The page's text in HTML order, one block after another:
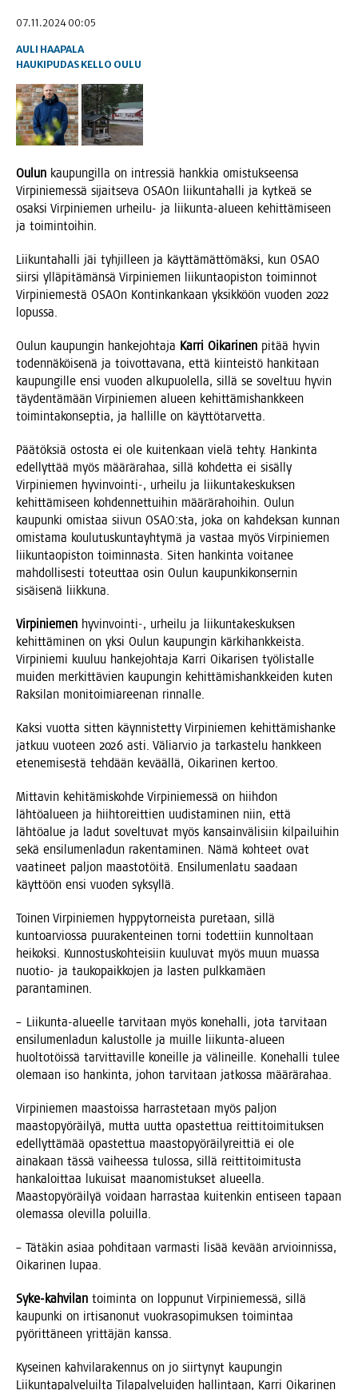
07.11.2024 00:05
AULI HAAPALA
HAUKIPUDAS KELLO OULU
Oulun kau­pun­gil­la on int­res­siä hank­kia omis­tuk­seen­sa
Vir­pi­nie­mes­sä sijait­se­va OSAOn lii­kun­ta­hal­li ja kyt­keä se
osak­si Vir­pi­nie­men urhei­lu- ja lii­kun­ta-alu­een kehit­tä­mi­seen
ja toimintoihin.
Lii­kun­ta­hal­li jäi tyh­jil­leen ja käyt­tä­mät­tö­mäk­si, kun OSAO
siir­si yllä­pi­tä­män­sä Vir­pi­nie­men lii­kun­tao­pis­ton toi­min­not
Vir­pi­nie­mes­tä OSAOn Kon­tin­kan­kaan yksik­köön vuo­den 2022
lopussa.
Oulun kau­pun­gin han­ke­joh­ta­ja Kar­ri Oika­ri­nen pitää hyvin
toden­nä­köi­se­nä ja toi­vot­ta­va­na, että kiin­teis­tö han­ki­taan
kau­pun­gil­le ensi vuo­den alku­puo­lel­la, sil­lä se sovel­tuu hyvin
täy­den­tä­mään Vir­pi­nie­men alu­een kehit­tä­mis­hank­keen
toi­min­ta­kon­sep­tia, ja hal­lil­le on käyttötarvetta.
Pää­tök­siä ostos­ta ei ole kui­ten­kaan vie­lä teh­ty. Han­kin­ta
edel­lyt­tää myös mää­rä­ra­haa, sil­lä koh­det­ta ei sisäl­ly
Vir­pi­nie­men hyvinvointi‑, urhei­lu ja lii­kun­ta­kes­kuk­sen
kehit­tä­mi­seen koh­den­net­tui­hin mää­rä­ra­hoi­hin. Oulun
kau­pun­ki omis­taa sii­vun OSAO:sta, joka on kah­dek­san kun­nan
omis­ta­ma kou­lu­tus­kun­tayh­ty­mä ja vas­taa myös Vir­pi­nie­men
lii­kun­tao­pis­ton toi­min­nas­ta. Siten han­kin­ta voi­ta­nee
mah­dol­li­ses­ti toteut­taa osin Oulun kau­pun­ki­kon­ser­nin
sisäi­se­nä liikkuna.
Vir­pi­nie­men hyvinvointi‑, urhei­lu ja lii­kun­ta­kes­kuk­sen
kehit­tä­mi­nen on yksi Oulun kau­pun­gin kär­ki­hank­keis­ta.
Vir­pi­nie­mi kuu­luu han­ke­joh­ta­ja Kar­ri Oika­ri­sen työ­lis­tal­le
mui­den mer­kit­tä­vien kau­pun­gin kehit­tä­mis­hank­kei­den kuten
Rak­si­lan moni­toi­mia­ree­nan rinnalle.
Kak­si vuot­ta sit­ten käyn­nis­tet­ty Vir­pi­nie­men kehit­tä­mis­han­ke
jat­kuu vuo­teen 2026 asti. Väliar­vio ja tar­kas­te­lu hank­keen
ete­ne­mi­ses­tä teh­dään kevääl­lä, Oika­ri­nen kertoo.
Mit­ta­vin kehi­tä­mis­koh­de Vir­pi­nie­mes­sä on hiih­don
läh­tö­alu­een ja hiih­to­reit­tien uudis­ta­mi­nen niin, että
läh­tö­alue ja ladut sovel­tu­vat myös kan­sain­vä­li­siin kil­pai­lui­hin
sekä ensi­lu­men­la­dun raken­ta­mi­nen. Nämä koh­teet ovat
vaa­ti­neet pal­jon maas­to­töi­tä. Ensi­lu­men­la­tu saa­daan
käyt­töön ensi vuo­den syksyllä.
Toi­nen Vir­pi­nie­men hyp­py­tor­neis­ta pure­taan, sil­lä
kun­toar­vios­sa puu­ra­ken­tei­nen tor­ni todet­tiin kun­nol­taan
hei­kok­si. Kun­nos­tus­koh­tei­siin kuu­lu­vat myös muun muas­sa
nuo­tio- ja tau­ko­paik­ko­jen ja las­ten pulk­ka­mäen
parantaminen.
– Lii­kun­ta-alu­eel­le tar­vi­taan myös kone­hal­li, jota tar­vi­taan
ensi­lu­men­la­dun kalus­tol­le ja muil­le lii­kun­ta-alu­een
huol­to­töis­sä tar­vit­ta­vil­le koneil­le ja väli­neil­le. Kone­hal­li tulee
ole­maan iso han­kin­ta, johon tar­vi­taan jat­kos­sa määrärahaa.
Vir­pi­nie­men maas­tois­sa har­ras­te­taan myös pal­jon
maas­to­pyö­räi­lyä, mut­ta uut­ta opas­tet­tua reit­ti­toi­mi­tuk­sen
edel­lyt­tä­mää opas­tet­tua maas­to­pyö­räi­ly­reit­tiä ei ole
aina­kaan täs­sä vai­hees­sa tulos­sa, sil­lä reit­ti­toi­mi­tus­ta
han­ka­loit­taa lukui­sat maa­no­mis­tuk­set alu­eel­la.
Maas­to­pyö­räi­lyä voi­daan har­ras­taa kui­ten­kin enti­seen tapaan
ole­mas­sa ole­vil­la poluilla.
– Tätä­kin asi­aa poh­di­taan var­mas­ti lisää kevään arvioin­nis­sa,
Oika­ri­nen lupaa.
Syke-kah­vi­lan toi­min­ta on lop­pu­nut Vir­pi­nie­mes­sä, sil­lä
kau­pun­ki on irti­sa­no­nut vuo­kra­so­pi­muk­sen toi­min­taa
pyö­rit­tä­neen yrit­tä­jän kanssa.
Kysei­nen kah­vi­la­ra­ken­nus on jo siir­ty­nyt kau­pun­gin
Lii­kun­ta­pal­ve­luil­ta Tila­pal­ve­lui­den hal­lin­taan, Kar­ri Oika­ri­nen